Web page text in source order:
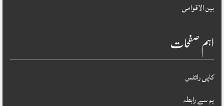
بین الاقوامی
اہم صفحات
کاپی رائٹس
ہم سے رابطہ